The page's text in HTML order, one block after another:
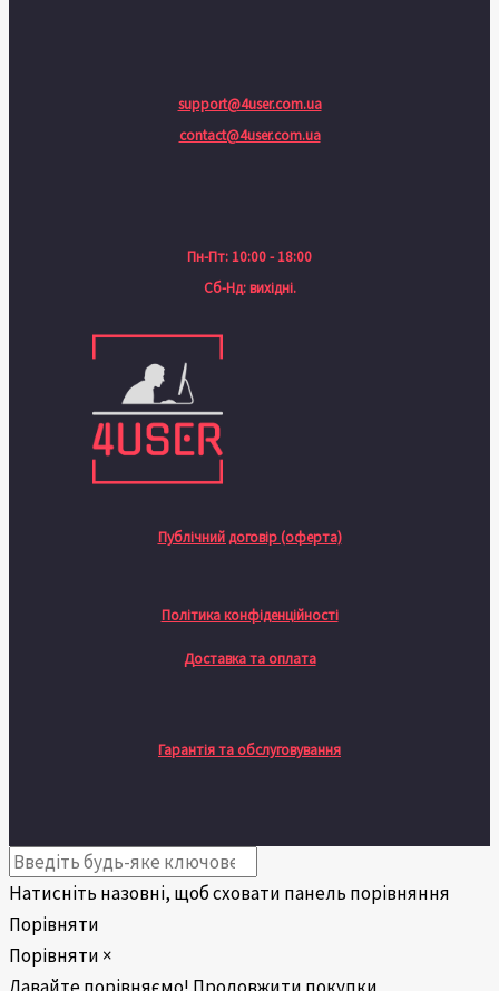
support@4user.com.ua
contact@4user.com.ua
Пн-Пт: 10:00 - 18:00
Сб-Нд: вихідні.
Публічний договір (оферта)
Політика конфіденційності
Доставка та оплата
Гарантія та обслуговування
Натисніть назовні, щоб сховати панель порівняння
Порівняти
Порівняти ×